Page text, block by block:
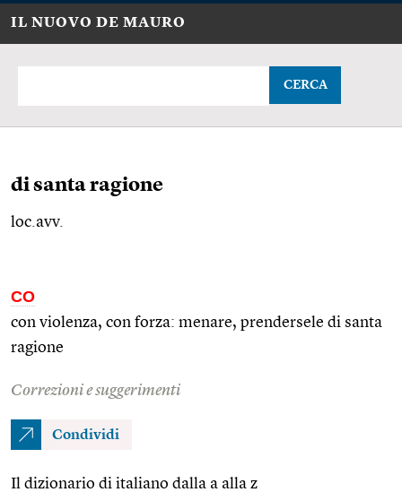
IL NUOVO DE MAURO
CERCA
di santa ragione
loc.avv.
CO
con violenza, con forza: menare, prendersele di santa
ragione
Correzioni e suggerimenti
Condividi
Il dizionario di italiano dalla a alla z